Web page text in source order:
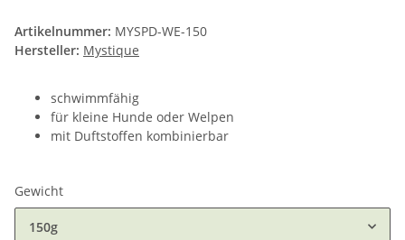
Artikelnummer: MYSPD-WE-150
Hersteller: Mystique
schwimmfähig
für kleine Hunde oder Welpen
mit Duftstoffen kombinierbar
Gewicht
150g